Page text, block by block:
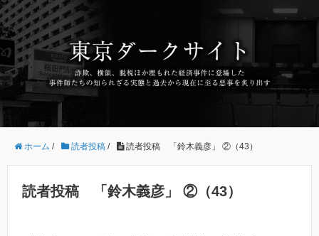
ホーム / 読者投稿 / 読者投稿 「鈴木義彦」 ②（43）
読者投稿 「鈴木義彦」 ②（43）